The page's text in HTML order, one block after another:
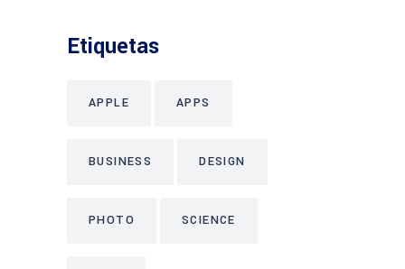
Etiquetas
APPLE APPS
BUSINESS DESIGN
PHOTO SCIENCE